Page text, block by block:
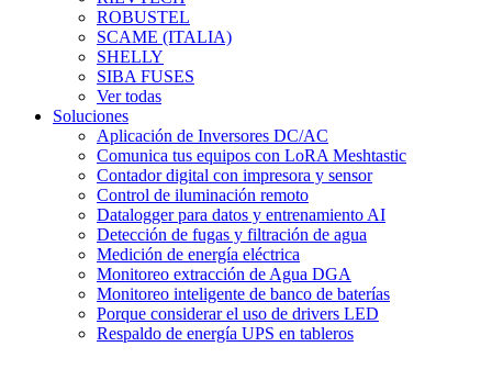
ROBUSTEL
SCAME (ITALIA)
SHELLY
SIBA FUSES
Ver todas
Soluciones
Aplicación de Inversores DC/AC
Comunica tus equipos con LoRA Meshtastic
Contador digital con impresora y sensor
Control de iluminación remoto
Datalogger para datos y entrenamiento AI
Detección de fugas y filtración de agua
Medición de energía eléctrica
Monitoreo extracción de Agua DGA
Monitoreo inteligente de banco de baterías
Porque considerar el uso de drivers LED
Respaldo de energía UPS en tableros